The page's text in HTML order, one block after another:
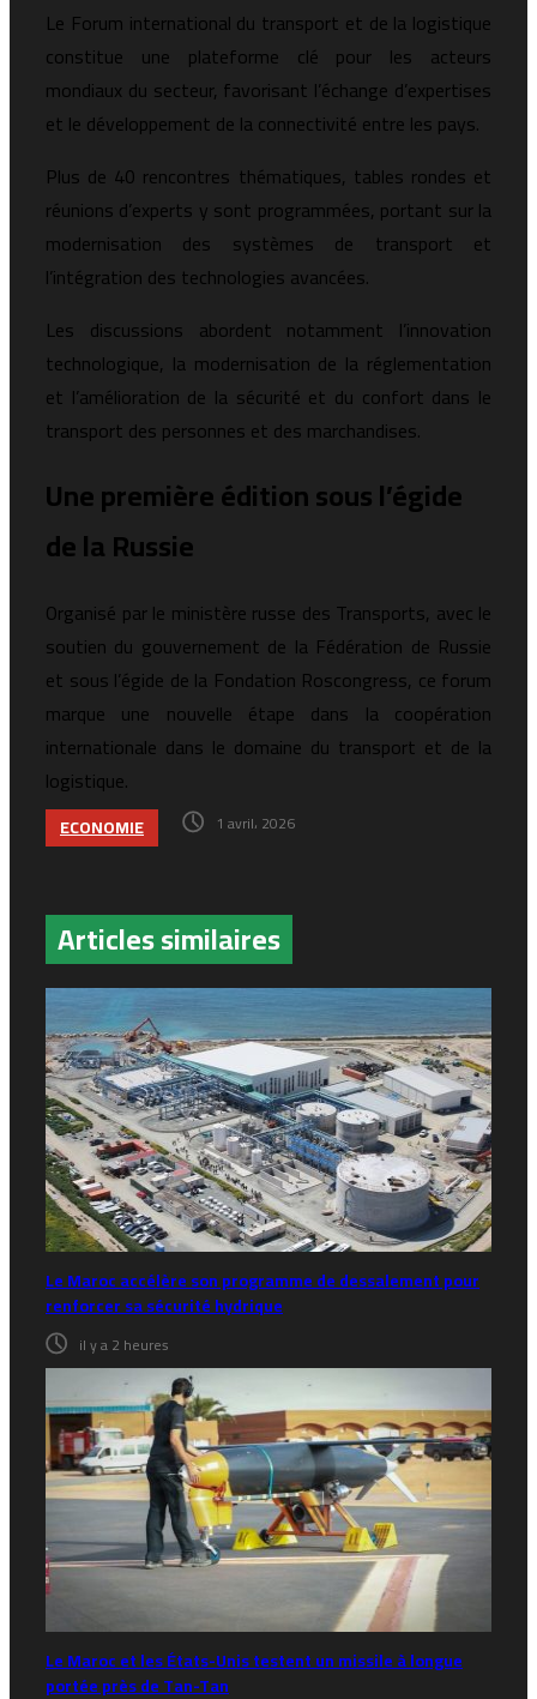
Le Forum international du transport et de la logistique
constitue une plateforme clé pour les acteurs
mondiaux du secteur, favorisant l’échange d’expertises
et le développement de la connectivité entre les pays.
Plus de 40 rencontres thématiques, tables rondes et
réunions d’experts y sont programmées, portant sur la
modernisation des systèmes de transport et
l’intégration des technologies avancées.
Les discussions abordent notamment l’innovation
technologique, la modernisation de la réglementation
et l’amélioration de la sécurité et du confort dans le
transport des personnes et des marchandises.
Une première édition sous l’égide
de la Russie
Organisé par le ministère russe des Transports, avec le
soutien du gouvernement de la Fédération de Russie
et sous l’égide de la Fondation Roscongress, ce forum
marque une nouvelle étape dans la coopération
internationale dans le domaine du transport et de la
logistique.
ECONOMIE 1 avril، 2026
Articles similaires
Le Maroc accélère son programme de dessalement pour
renforcer sa sécurité hydrique
il y a 2 heures
Le Maroc et les États-Unis testent un missile à longue
portée près de Tan-Tan